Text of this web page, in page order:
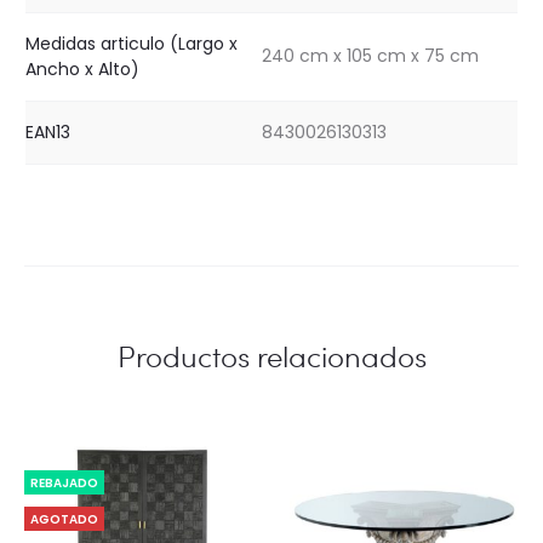
Medidas articulo (Largo x
Ancho x Alto)
240 cm x 105 cm x 75 cm
EAN13 8430026130313
Productos relacionados
REBAJADO
AGOTADO